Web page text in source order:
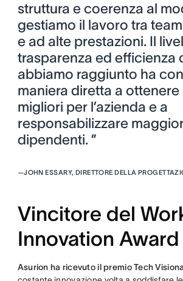
struttura e coerenza al
gestiamo il lavoro tra
e ad alte prestazioni. Il
trasparenza ed efficienza
abbiamo raggiunto ha
maniera diretta a ottenere
migliori per l’azienda e a
responsabilizzare
dipendenti. ”
—JOHN ESSARY, DIRETTORE DELLA
Vincitore del
Innovation
Asurion ha ricevuto il premio Tech